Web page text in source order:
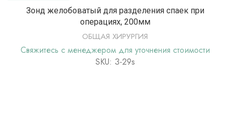
Зонд желобоватый для разделения спаек при
операциях, 200мм
ОБЩАЯ ХИРУРГИЯ
Свяжитесь с менеджером для уточнения стоимости
SKU: З-29s